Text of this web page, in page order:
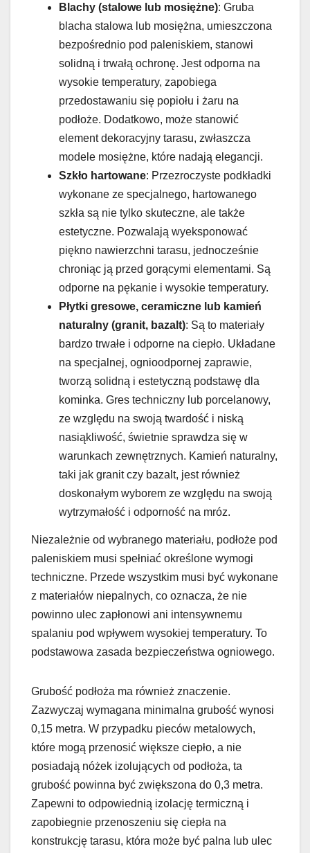
Blachy (stalowe lub mosiężne): Gruba
blacha stalowa lub mosiężna, umieszczona
bezpośrednio pod paleniskiem, stanowi
solidną i trwałą ochronę. Jest odporna na
wysokie temperatury, zapobiega
przedostawaniu się popiołu i żaru na
podłoże. Dodatkowo, może stanowić
element dekoracyjny tarasu, zwłaszcza
modele mosiężne, które nadają elegancji.
Szkło hartowane: Przezroczyste podkładki
wykonane ze specjalnego, hartowanego
szkła są nie tylko skuteczne, ale także
estetyczne. Pozwalają wyeksponować
piękno nawierzchni tarasu, jednocześnie
chroniąc ją przed gorącymi elementami. Są
odporne na pękanie i wysokie temperatury.
Płytki gresowe, ceramiczne lub kamień
naturalny (granit, bazalt): Są to materiały
bardzo trwałe i odporne na ciepło. Układane
na specjalnej, ognioodpornej zaprawie,
tworzą solidną i estetyczną podstawę dla
kominka. Gres techniczny lub porcelanowy,
ze względu na swoją twardość i niską
nasiąkliwość, świetnie sprawdza się w
warunkach zewnętrznych. Kamień naturalny,
taki jak granit czy bazalt, jest również
doskonałym wyborem ze względu na swoją
wytrzymałość i odporność na mróz.
Niezależnie od wybranego materiału, podłoże pod
paleniskiem musi spełniać określone wymogi
techniczne. Przede wszystkim musi być wykonane
z materiałów niepalnych, co oznacza, że nie
powinno ulec zapłonowi ani intensywnemu
spalaniu pod wpływem wysokiej temperatury. To
podstawowa zasada bezpieczeństwa ogniowego.
Grubość podłoża ma również znaczenie.
Zazwyczaj wymagana minimalna grubość wynosi
0,15 metra. W przypadku pieców metalowych,
które mogą przenosić większe ciepło, a nie
posiadają nóżek izolujących od podłoża, ta
grubość powinna być zwiększona do 0,3 metra.
Zapewni to odpowiednią izolację termiczną i
zapobiegnie przenoszeniu się ciepła na
konstrukcję tarasu, która może być palna lub ulec